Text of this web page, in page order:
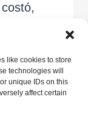
like cookies to store
technologies will
unique IDs on this
affect certain